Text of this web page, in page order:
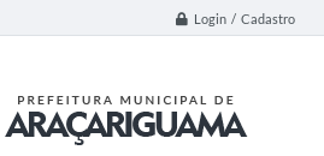
Login / Cadastro